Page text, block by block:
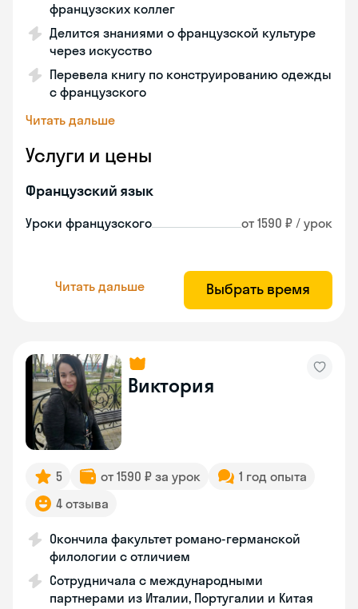
французских коллег
Делится знаниями о французской культуре
через искусство
Перевела книгу по конструированию одежды
с французского
Читать дальше
Услуги и цены
Французский язык
Уроки французского от 1590 ₽ / урок
Читать дальше Выбрать время
Виктория
5 от 1590 ₽ за урок
1 год опыта
4 отзыва
Окончила факультет романо-германской
филологии с отличием
Сотрудничала с международными
партнерами из Италии, Португалии и Китая